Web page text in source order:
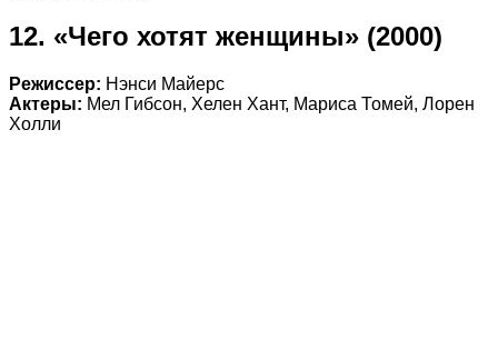
12. «Чего хотят женщины» (2000)
Режиссер: Нэнси Майерс
Актеры: Мел Гибсон, Хелен Хант, Мариса Томей, Лорен
Холли